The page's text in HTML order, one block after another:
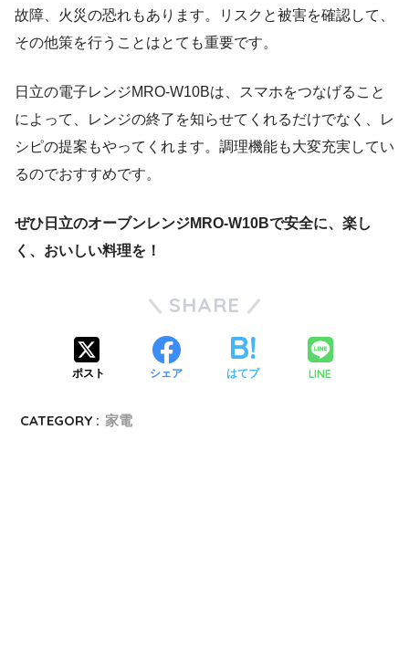
故障、火災の恐れもあります。リスクと被害を確認して、
その他策を行うことはとても重要です。
日立の電子レンジMRO-W10Bは、スマホをつなげること
によって、レンジの終了を知らせてくれるだけでなく、レ
シピの提案もやってくれます。調理機能も大変充実してい
るのでおすすめです。
ぜひ日立のオーブンレンジMRO-W10Bで安全に、楽し
く、おいしい料理を！
SHARE
ポスト シェア はてブ LINE
CATEGORY : 家電